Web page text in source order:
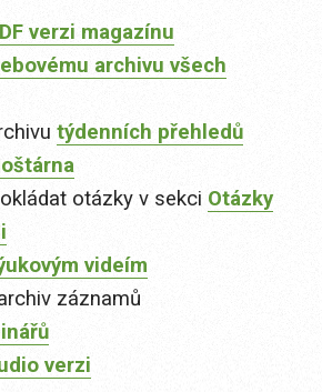
verzi magazínu
archivu všech
týdenních přehledů
otázky v sekci Otázky
videím
záznamů
verzi